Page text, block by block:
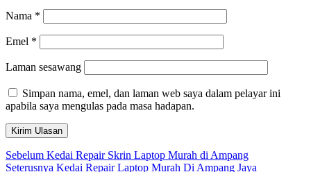
Nama *
Emel *
Laman sesawang
Simpan nama, emel, dan laman web saya dalam pelayar ini
apabila saya mengulas pada masa hadapan.
Navigasi
Sebelum Kiriman
sebelumnya:
Kedai Repair Skrin Laptop Murah di Ampang
Seterusnya Kiriman
Kedai Repair Laptop Murah Di Ampang Jaya